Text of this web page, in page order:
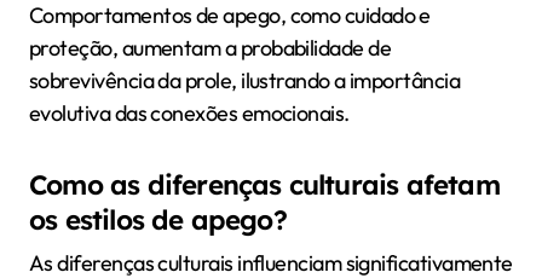
Comportamentos de apego, como cuidado e
proteção, aumentam a probabilidade de
sobrevivência da prole, ilustrando a importância
evolutiva das conexões emocionais.
Como as diferenças culturais afetam
os estilos de apego?
As diferenças culturais influenciam significativamente